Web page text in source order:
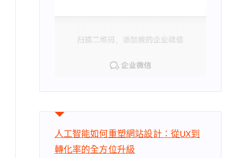
人工智能如何重塑網站設計：從UX到
轉化率的全方位升級